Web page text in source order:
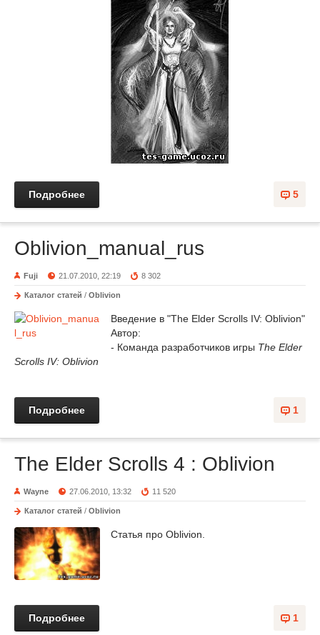
5
Подробнее
Oblivion_manual_rus
Fuji 21.07.2010, 22:19 8 302
Каталог статей / Oblivion
Введение в "The Elder Scrolls IV: Oblivion"
Автор:
- Команда разработчиков игры The Elder
Scrolls IV: Oblivion
1
Подробнее
The Elder Scrolls 4 : Oblivion
Wayne 27.06.2010, 13:32 11 520
Каталог статей / Oblivion
Статья про Oblivion.
1
Подробнее